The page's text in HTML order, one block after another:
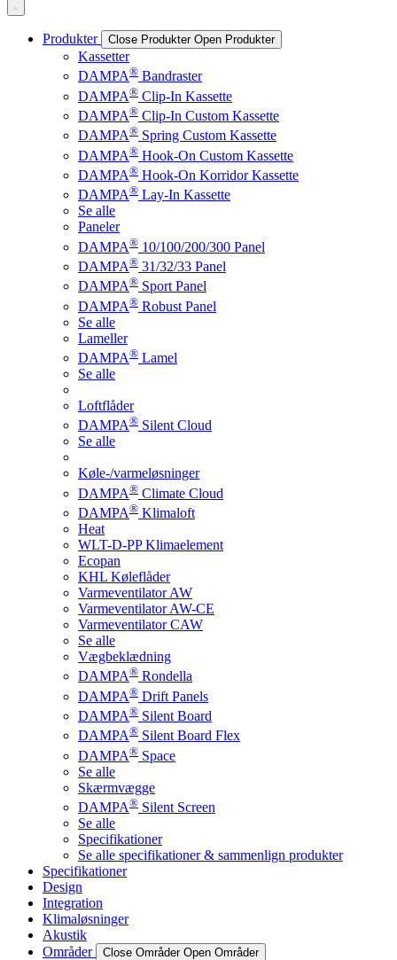
Produkter Close Produkter Open Produkter
Kassetter
DAMPA® Bandraster
DAMPA® Clip-In Kassette
DAMPA® Clip-In Custom Kassette
DAMPA® Spring Custom Kassette
DAMPA® Hook-On Custom Kassette
DAMPA® Hook-On Korridor Kassette
DAMPA® Lay-In Kassette
Se alle
Paneler
DAMPA® 10/100/200/300 Panel
DAMPA® 31/32/33 Panel
DAMPA® Sport Panel
DAMPA® Robust Panel
Se alle
Lameller
DAMPA® Lamel
Se alle
Loftflåder
DAMPA® Silent Cloud
Se alle
Køle-/varmeløsninger
DAMPA® Climate Cloud
DAMPA® Klimaloft
Heat
WLT-D-PP Klimaelement
Ecopan
KHL Køleflåder
Varmeventilator AW
Varmeventilator AW-CE
Varmeventilator CAW
Se alle
Vægbeklædning
DAMPA® Rondella
DAMPA® Drift Panels
DAMPA® Silent Board
DAMPA® Silent Board Flex
DAMPA® Space
Se alle
Skærmvægge
DAMPA® Silent Screen
Se alle
Specifikationer
Se alle specifikationer & sammenlign produkter
Specifikationer
Design
Integration
Klimaløsninger
Akustik
Områder
Close Områder Open Områder